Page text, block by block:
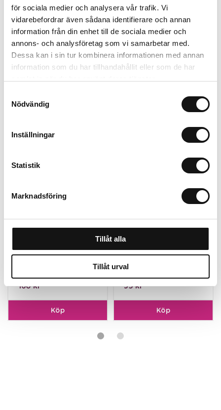
för sociala medier och analysera vår trafik. Vi
vidarebefordrar även sådana identifierare och annan
information från din enhet till de sociala medier och
annons- och analysföretag som vi samarbetar med.
Dessa kan i sin tur kombinera informationen med annan
information som du har tillhandahållit eller som de har
Nödvändig
Inställningar
Statistik
Marknadsföring
Tillåt alla
Tillåt urval
Beskrivning
Recensioner
Om tillverkaren
SP220
160 kr
Köp
Rölunda Såjord EKO 8L
35 kr
Köp